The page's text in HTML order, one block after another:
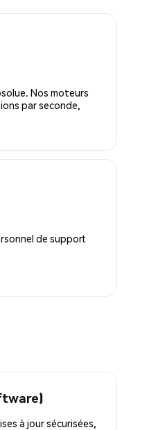
Nos moteurs
par seconde,
de support
à jour sécurisées,